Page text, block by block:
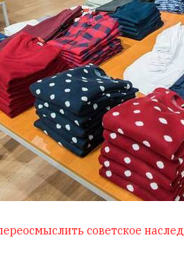
советское